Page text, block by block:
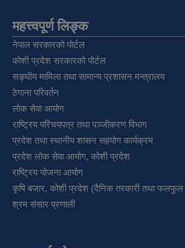
महत्त्वपूर्ण लिङ्क
नेपाल सरकारको पोर्टल
कोशी प्रदेश सरकारको पोर्टल
सङ्‍घीय मामिला तथा सामान्य प्रशासन मन्त्रालय
ठेगाना परिवर्तन
लोक सेवा आयोग
राष्ट्रिय परिचयपत्र तथा पञ्‍जीकरण विभाग
प्रदेश तथा स्थानीय शासन सहयोग कार्यक्रम
प्रदेश लोक सेवा आयोग, कोशी प्रदेश
राष्ट्रिय योजना आयोग
कृषि बजार, कोशी प्रदेश (दैनिक तरकारी तथा फलफुल
श्रम संसार प्रणाली